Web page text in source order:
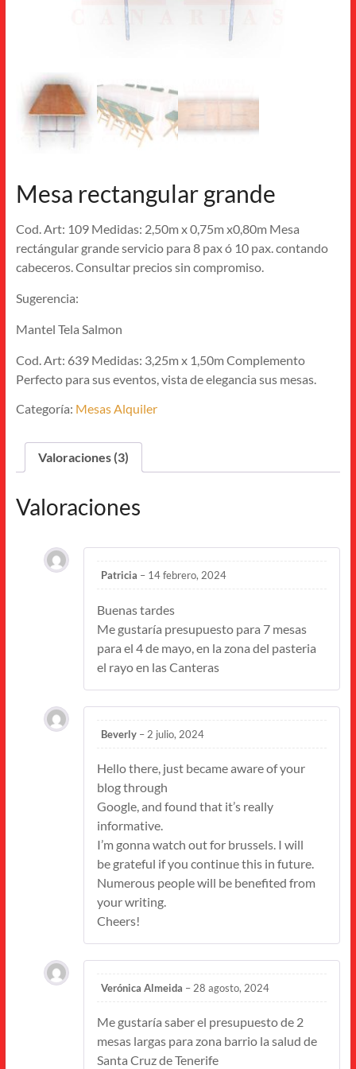
Mesa rectangular grande
Cod. Art: 109 Medidas: 2,50m x 0,75m x0,80m Mesa
rectángular grande servicio para 8 pax ó 10 pax. contando
cabeceros. Consultar precios sin compromiso.
Sugerencia:
Mantel Tela Salmon
Cod. Art: 639 Medidas: 3,25m x 1,50m Complemento
Perfecto para sus eventos, vista de elegancia sus mesas.
Categoría: Mesas Alquiler
Valoraciones (3)
Valoraciones
Patricia – 14 febrero, 2024
Buenas tardes
Me gustaría presupuesto para 7 mesas
para el 4 de mayo, en la zona del pasteria
el rayo en las Canteras
Beverly – 2 julio, 2024
Hello there, just became aware of your
blog through
Google, and found that it’s really
informative.
I’m gonna watch out for brussels. I will
be grateful if you continue this in future.
Numerous people will be benefited from
your writing.
Cheers!
Verónica Almeida – 28 agosto, 2024
Me gustaría saber el presupuesto de 2
mesas largas para zona barrio la salud de
Santa Cruz de Tenerife